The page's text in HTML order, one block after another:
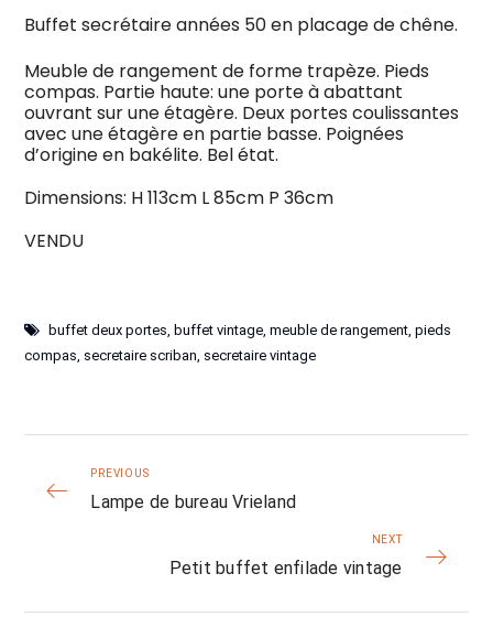
Buffet secrétaire années 50 en placage de chêne.
Meuble de rangement de forme trapèze. Pieds
compas. Partie haute: une porte à abattant
ouvrant sur une étagère. Deux portes coulissantes
avec une étagère en partie basse. Poignées
d’origine en bakélite. Bel état.
Dimensions: H 113cm L 85cm P 36cm
VENDU
buffet deux portes, buffet vintage,meuble de rangement,pieds
compas, secretaire scriban, secretaire vintage
PREVIOUS
Lampe de bureau Vrieland
NEXT
Petit buffet enfilade vintage